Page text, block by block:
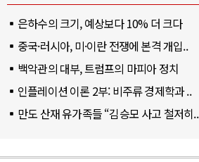
은하수의 크기, 예상보다 10% 더 크다
중국·러시아, 미·이란 전쟁에 본격 개입..
백악관의 대부, 트럼프의 마피아 정치
인플레이션 이론 2부: 비주류 경제학과 ..
만도 산재 유가족들 “김승모 사고 철저히..